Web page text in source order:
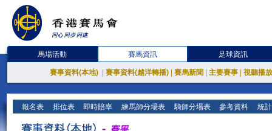
馬場活動 賽馬資訊 足球資訊
賽事資料(本地) 賽事資料(越洋轉播) 賽馬新聞 主要賽事 視聽播
報名表 排位表 即時賠率 練馬師分場表 騎師分場表 參考資料 統